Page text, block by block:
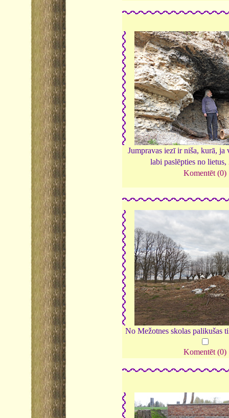
Jumpravas iezī ir niša, kurā, ja
labi paslēpties no lietus,
Komentēt (0)
No Mežotnes skolas palikušas
Komentēt (0)